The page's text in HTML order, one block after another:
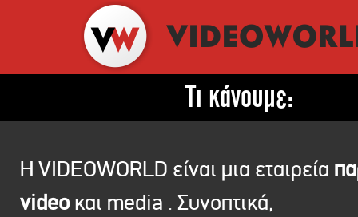
Τι κάνουμε:
Η VIDEOWORLD είναι μια εταιρεία
video και media . Συνοπτικά,